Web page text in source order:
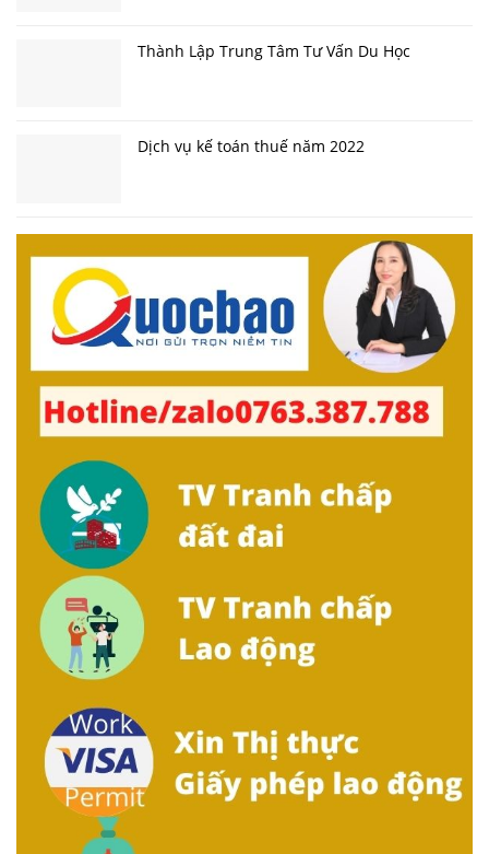
Thành Lập Trung Tâm Tư Vấn Du Học
Dịch vụ kế toán thuế năm 2022